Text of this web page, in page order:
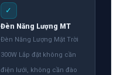
✓
Đèn Năng Lượng MT
Đèn Năng Lượng Mặt Trời
300W Lắp đặt không cần
điện lưới, không cần đào